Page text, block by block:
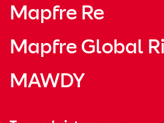
Mapfre Re
Mapfre Global
MAWDY